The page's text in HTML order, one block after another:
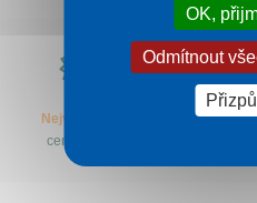
Nejvýhodnější
ceny zájezdů
OK,
Odmítnout